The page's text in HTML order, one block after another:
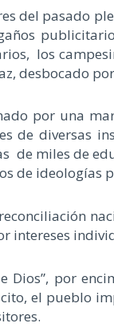
del pasado
los
desbocado
por una
de diversas
de miles de
de ideologías
intereses
Dios”, por
el pueblo